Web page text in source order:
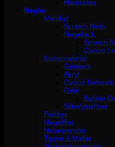
Hårdockor
Naglar
Manikyr
Scratch Nails
Nagellack
Scratch
Cuccio
Konstmaterial
Gelélack
Akryl
Cuccio Naturale
Gelé
Builder
Silke/glasfiber
Pedikyr
Nagelfilar
Nagelpenslar
Tippar & Mallar